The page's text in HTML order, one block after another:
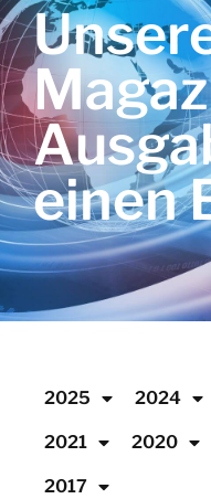
einen
2025 2024
2021 2020
2017